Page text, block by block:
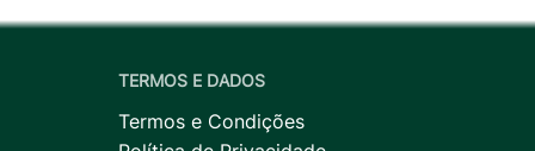
TERMOS E DADOS
Termos e Condições